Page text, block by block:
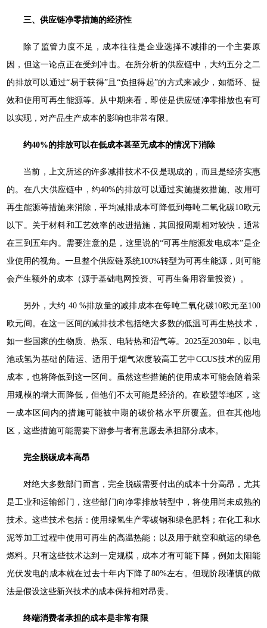
三、供应链净零措施的经济性
除了监管力度不足，成本往往是企业选择不减排的一个主要原
因，但这一论点正在受到冲击。在所分析的供应链中，大约五分之二
的排放可以通过“易于获得”且“负担得起”的方式来减少，如循环、提
效和使用可再生能源等。从中期来看，即使是供应链净零排放也有可
以实现，对产品生产成本的影响也非常有限。
约40%的排放可以在低成本甚至无成本的情况下消除
当前，上文所述的许多减排技术不仅是现成的，而且是经济实惠
的。在八大供应链中，约40%的排放可以通过实施提效措施、改用可
再生能源等措施来消除，平均减排成本可降低到每吨二氧化碳10欧元
以下。关于材料和工艺效率的改进措施，其回报周期相对较快，通常
在三到五年内。需要注意的是，这里说的“可再生能源发电成本”是企
业使用的视角。一旦整个供应链系统100%转型为可再生能源，则可能
会产生额外的成本（源于基础电网投资、可再生备用容量投资）。
另外，大约 40 %排放量的减排成本在每吨二氧化碳10欧元至100
欧元间。在这一区间的减排技术包括绝大多数的低温可再生热技术，
如一些国家的生物质、热泵、电转热和沼气等。2025至2030年，以电
池或氢为基础的陆运、适用于烟气浓度较高工艺中CCUS技术的应用
成本，也将降低到这一区间。虽然这些措施的使用成本可能会随着采
用规模的增大而降低，但他们不太可能是经济的。在欧盟等地区，这
一成本区间内的措施可能被中期的碳价格水平所覆盖。但在其他地
区，这些措施可能需要下游参与者有意愿去承担部分成本。
完全脱碳成本高昂
对绝大多数部门而言，完全脱碳需要付出的成本十分高昂，尤其
是工业和运输部门，这些部门向净零排放转型中，将使用尚未成熟的
技术。这些技术包括：使用绿氢生产零碳钢和绿色肥料；在化工和水
泥等加工过程中使用可再生的高温热能；以及用于航空和航运的绿色
燃料。只有这些技术达到一定规模，成本才有可能下降，例如太阳能
光伏发电的成本就在过去十年内下降了80%左右。但现阶段谨慎的做
法是假设这些新兴技术的成本保持相对昂贵。
终端消费者承担的成本是非常有限